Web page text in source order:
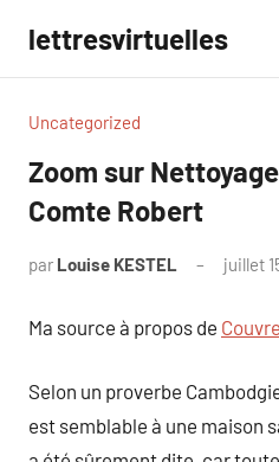
contenu
lettresvirtuelles
Uncategorized
Zoom sur
Comte Robert
par Louise KESTEL juillet
Ma source à propos de
Selon un proverbe
est semblable à une maison